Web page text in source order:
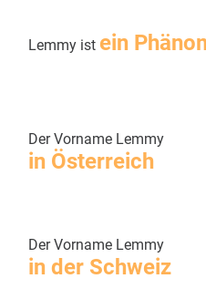
Lemmy ist ein
Der Vorname Lemmy
in Österreich
Der Vorname Lemmy
in der Schweiz